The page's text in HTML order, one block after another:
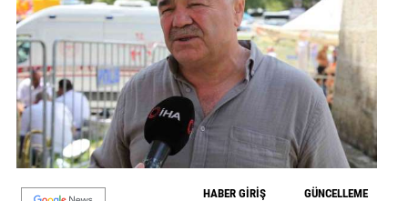
DÜNYA
MAGAZİN
GALERİ
VİDEO
HABER GİRİŞ
GÜNCELLEME